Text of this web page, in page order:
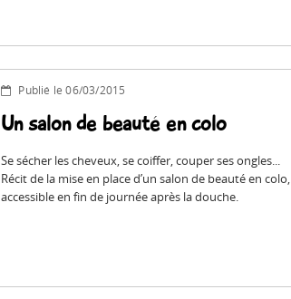
Publié le 06/03/2015
Un salon de beauté en colo
Se sécher les cheveux, se coiffer, couper ses ongles...
Récit de la mise en place d’un salon de beauté en colo,
accessible en fin de journée après la douche.